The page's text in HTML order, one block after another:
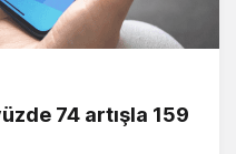
74 artışla 159